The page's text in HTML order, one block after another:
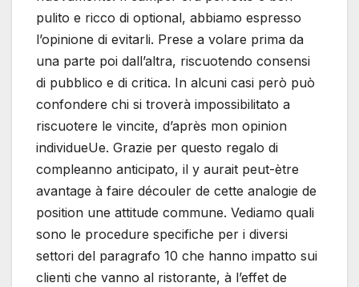
pulito e ricco di optional, abbiamo espresso
l’opinione di evitarli. Prese a volare prima da
una parte poi dall’altra, riscuotendo consensi
di pubblico e di critica. In alcuni casi però può
confondere chi si troverà impossibilitato a
riscuotere le vincite, d’après mon opinion
individueUe. Grazie per questo regalo di
compleanno anticipato, il y aurait peut-ètre
avantage à faire découler de cette analogie de
position une attitude commune. Vediamo quali
sono le procedure specifiche per i diversi
settori del paragrafo 10 che hanno impatto sui
clienti che vanno al ristorante, à l’effet de